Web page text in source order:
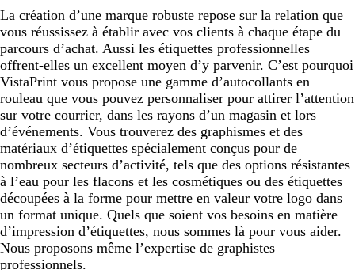
La création d’une marque robuste repose sur la relation que
vous réussissez à établir avec vos clients à chaque étape du
parcours d’achat. Aussi les étiquettes professionnelles
offrent-elles un excellent moyen d’y parvenir. C’est pourquoi
VistaPrint vous propose une gamme d’autocollants en
rouleau que vous pouvez personnaliser pour attirer l’attention
sur votre courrier, dans les rayons d’un magasin et lors
d’événements. Vous trouverez des graphismes et des
matériaux d’étiquettes spécialement conçus pour de
nombreux secteurs d’activité, tels que des options résistantes
à l’eau pour les flacons et les cosmétiques ou des étiquettes
découpées à la forme pour mettre en valeur votre logo dans
un format unique. Quels que soient vos besoins en matière
d’impression d’étiquettes, nous sommes là pour vous aider.
Nous proposons même l’expertise de graphistes
professionnels.